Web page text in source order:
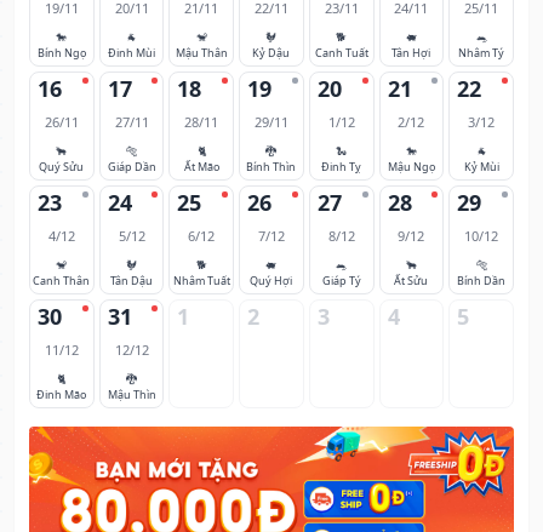
19/11
🐎
Bính Ngọ
20/11
🐐
Đinh Mùi
21/11
🐒
Mậu Thân
22/11
🐓
Kỷ Dậu
23/11
🐕
Canh Tuất
24/11
🐖
Tân Hợi
25/11
🐀
Nhâm Tý
16
26/11
🐂
Quý Sửu
17
27/11
🐅
Giáp Dần
18
28/11
🐈
Ất Mão
19
29/11
🐉
Bính Thìn
20
1/12
🐍
Đinh Tỵ
21
2/12
🐎
Mậu Ngọ
22
3/12
🐐
Kỷ Mùi
23
4/12
🐒
Canh Thân
24
5/12
🐓
Tân Dậu
25
6/12
🐕
Nhâm Tuất
26
7/12
🐖
Quý Hợi
27
8/12
🐀
Giáp Tý
28
9/12
🐂
Ất Sửu
29
10/12
🐅
Bính Dần
30
11/12
🐈
Đinh Mão
31
12/12
🐉
Mậu Thìn
1 2 3 4 5